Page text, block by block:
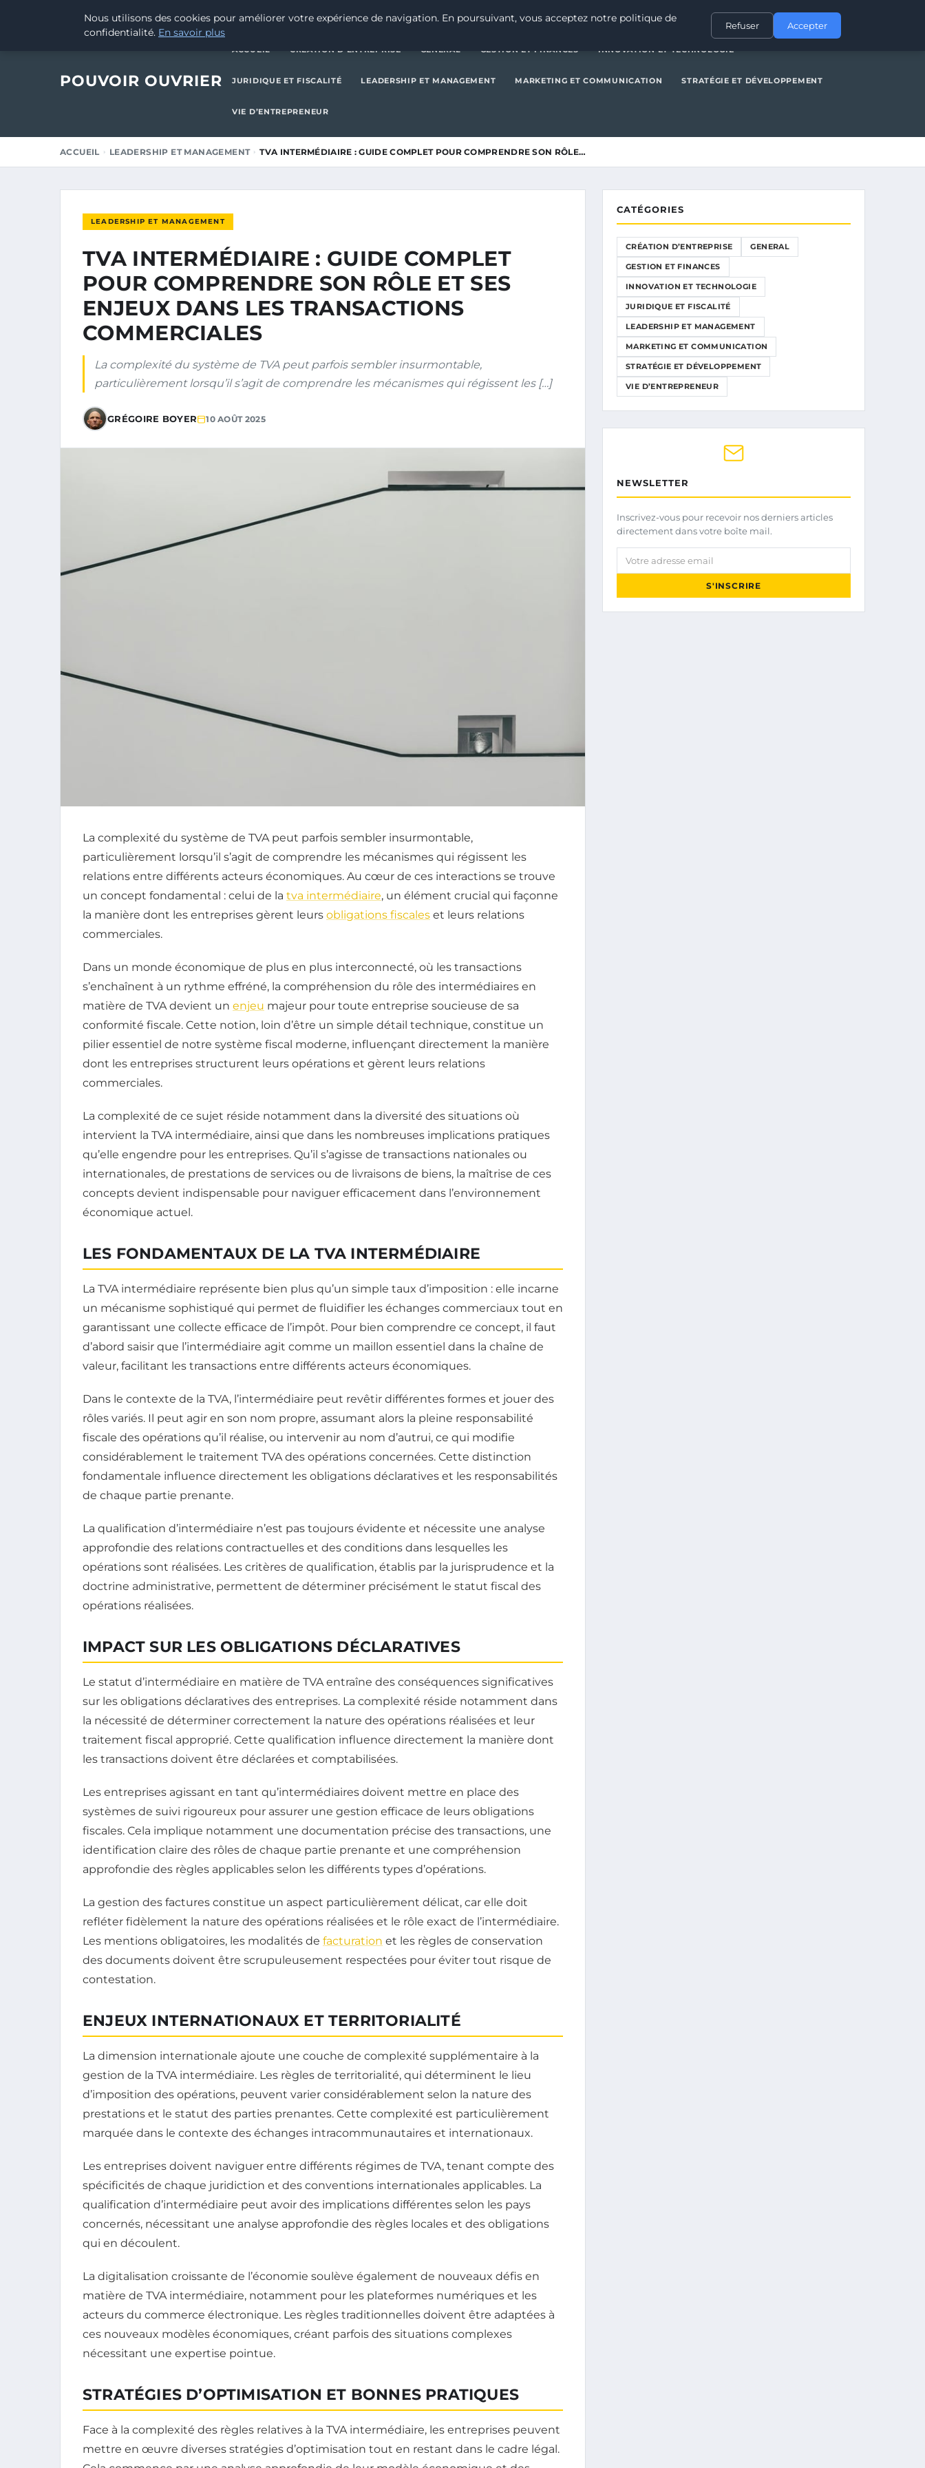
10 AOÛT 2025 GENERAL GESTION ET FINANCESINNOVATION ET TECHNOLOGIE
POUVOIR OUVRIER
ACCUEIL CRÉATION D’ENTREPRISE GENERAL GESTION ET FINANCES INNOVATION ET TECHNOLOGIE
JURIDIQUE ET FISCALITÉ LEADERSHIP ET MANAGEMENT MARKETING ET COMMUNICATION STRATÉGIE ET DÉVELOPPEMENT
VIE D’ENTREPRENEUR
ACCUEIL LEADERSHIP ET MANAGEMENT TVA INTERMÉDIAIRE : GUIDE COMPLET POUR COMPRENDRE SON RÔLE…
LEADERSHIP ET MANAGEMENT
TVA INTERMÉDIAIRE : GUIDE COMPLET
POUR COMPRENDRE SON RÔLE ET SES
ENJEUX DANS LES TRANSACTIONS
COMMERCIALES
La complexité du système de TVA peut parfois sembler insurmontable,
particulièrement lorsqu’il s’agit de comprendre les mécanismes qui régissent les […]
GRÉGOIRE BOYER 10 AOÛT 2025
La complexité du système de TVA peut parfois sembler insurmontable,
particulièrement lorsqu’il s’agit de comprendre les mécanismes qui régissent les
relations entre différents acteurs économiques. Au cœur de ces interactions se trouve
un concept fondamental : celui de la tva intermédiaire, un élément crucial qui façonne
la manière dont les entreprises gèrent leurs obligations fiscales et leurs relations
commerciales.
Dans un monde économique de plus en plus interconnecté, où les transactions
s’enchaînent à un rythme effréné, la compréhension du rôle des intermédiaires en
matière de TVA devient un enjeu majeur pour toute entreprise soucieuse de sa
conformité fiscale. Cette notion, loin d’être un simple détail technique, constitue un
pilier essentiel de notre système fiscal moderne, influençant directement la manière
dont les entreprises structurent leurs opérations et gèrent leurs relations
commerciales.
La complexité de ce sujet réside notamment dans la diversité des situations où
intervient la TVA intermédiaire, ainsi que dans les nombreuses implications pratiques
qu’elle engendre pour les entreprises. Qu’il s’agisse de transactions nationales ou
internationales, de prestations de services ou de livraisons de biens, la maîtrise de ces
concepts devient indispensable pour naviguer efficacement dans l’environnement
économique actuel.
LES FONDAMENTAUX DE LA TVA INTERMÉDIAIRE
La TVA intermédiaire représente bien plus qu’un simple taux d’imposition : elle incarne
un mécanisme sophistiqué qui permet de fluidifier les échanges commerciaux tout en
garantissant une collecte efficace de l’impôt. Pour bien comprendre ce concept, il faut
d’abord saisir que l’intermédiaire agit comme un maillon essentiel dans la chaîne de
valeur, facilitant les transactions entre différents acteurs économiques.
Dans le contexte de la TVA, l’intermédiaire peut revêtir différentes formes et jouer des
rôles variés. Il peut agir en son nom propre, assumant alors la pleine responsabilité
fiscale des opérations qu’il réalise, ou intervenir au nom d’autrui, ce qui modifie
considérablement le traitement TVA des opérations concernées. Cette distinction
fondamentale influence directement les obligations déclaratives et les responsabilités
de chaque partie prenante.
La qualification d’intermédiaire n’est pas toujours évidente et nécessite une analyse
approfondie des relations contractuelles et des conditions dans lesquelles les
opérations sont réalisées. Les critères de qualification, établis par la jurisprudence et la
doctrine administrative, permettent de déterminer précisément le statut fiscal des
opérations réalisées.
IMPACT SUR LES OBLIGATIONS DÉCLARATIVES
Le statut d’intermédiaire en matière de TVA entraîne des conséquences significatives
sur les obligations déclaratives des entreprises. La complexité réside notamment dans
la nécessité de déterminer correctement la nature des opérations réalisées et leur
traitement fiscal approprié. Cette qualification influence directement la manière dont
les transactions doivent être déclarées et comptabilisées.
Les entreprises agissant en tant qu’intermédiaires doivent mettre en place des
systèmes de suivi rigoureux pour assurer une gestion efficace de leurs obligations
fiscales. Cela implique notamment une documentation précise des transactions, une
identification claire des rôles de chaque partie prenante et une compréhension
approfondie des règles applicables selon les différents types d’opérations.
La gestion des factures constitue un aspect particulièrement délicat, car elle doit
refléter fidèlement la nature des opérations réalisées et le rôle exact de l’intermédiaire.
Les mentions obligatoires, les modalités de facturation et les règles de conservation
des documents doivent être scrupuleusement respectées pour éviter tout risque de
contestation.
ENJEUX INTERNATIONAUX ET TERRITORIALITÉ
La dimension internationale ajoute une couche de complexité supplémentaire à la
gestion de la TVA intermédiaire. Les règles de territorialité, qui déterminent le lieu
d’imposition des opérations, peuvent varier considérablement selon la nature des
prestations et le statut des parties prenantes. Cette complexité est particulièrement
marquée dans le contexte des échanges intracommunautaires et internationaux.
Les entreprises doivent naviguer entre différents régimes de TVA, tenant compte des
spécificités de chaque juridiction et des conventions internationales applicables. La
qualification d’intermédiaire peut avoir des implications différentes selon les pays
concernés, nécessitant une analyse approfondie des règles locales et des obligations
qui en découlent.
La digitalisation croissante de l’économie soulève également de nouveaux défis en
matière de TVA intermédiaire, notamment pour les plateformes numériques et les
acteurs du commerce électronique. Les règles traditionnelles doivent être adaptées à
ces nouveaux modèles économiques, créant parfois des situations complexes
nécessitant une expertise pointue.
STRATÉGIES D’OPTIMISATION ET BONNES PRATIQUES
Face à la complexité des règles relatives à la TVA intermédiaire, les entreprises peuvent
mettre en œuvre diverses stratégies d’optimisation tout en restant dans le cadre légal.
CATÉGORIES
CRÉATION D’ENTREPRISE GENERAL
GESTION ET FINANCES
INNOVATION ET TECHNOLOGIE
JURIDIQUE ET FISCALITÉ
LEADERSHIP ET MANAGEMENT
MARKETING ET COMMUNICATION
STRATÉGIE ET DÉVELOPPEMENT
VIE D’ENTREPRENEUR
NEWSLETTER
Inscrivez-vous pour recevoir nos derniers articles
directement dans votre boîte mail.
Votre adresse email
S'INSCRIRE
Nous utilisons des cookies pour améliorer votre expérience de navigation. En poursuivant, vous acceptez notre politique de
confidentialité. En savoir plus
Refuser Accepter